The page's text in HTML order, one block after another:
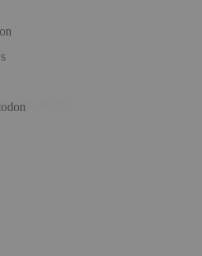
Hol dir die App!